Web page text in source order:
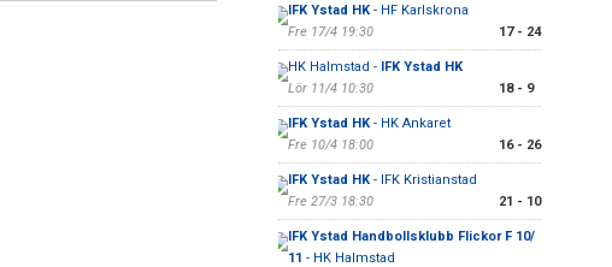
IFK Ystad HK- HF Karlskrona
Fre 17/4 19:30
17 - 24
HK Halmstad - IFK Ystad HK
Lör 11/4 10:30
18 - 9
IFK Ystad HK- HK Ankaret
Fre 10/4 18:00
16 - 26
IFK Ystad HK- IFK Kristianstad
Fre 27/3 18:30
21 - 10
IFK Ystad Handbollsklubb Flickor F 10/
11 - HK Halmstad